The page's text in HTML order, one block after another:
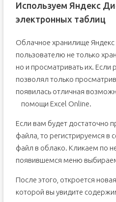
Используем Яндекс
электронных таблиц
Облачное хранилище Яндекс
пользователю не только
но и просматривать их. Если
позволял только
появилась отличная
помощи Excel Online.
Если вам будет достаточно
файла, то регистрируемся в
файл в облако. Кликаем по
появившемся меню
После этого, откроется
которой вы увидите